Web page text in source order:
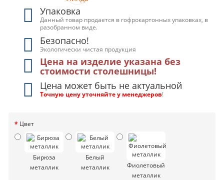
Упаковка
Данный товар продается в гофрокартонных упаковках, в
разобранном виде.
Безопасно!
Экологически чистая продукция
Цена на изделие указана без
стоимости столешницы!
Цена может быть не актуальной
Точную цену уточняйте у менеджеров!
Цвет
Бирюза
металлик
Белый
металлик
Фиолетовый
металлик